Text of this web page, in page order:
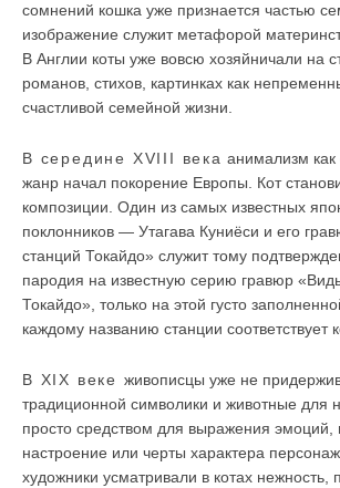
сомнений кошка уже признается частью
изображение служит метафорой
В Англии коты уже вовсю хозяйничали на
романов, стихов, картинках как
счастливой семейной жизни.
В середине XVIII века анимализм как
жанр начал покорение Европы. Кот
композиции. Один из самых известных
поклонников — Утагава Куниёси и его
станций Токайдо» служит тому
пародия на известную серию гравюр
Токайдо», только на этой густо
каждому названию станции соответствует
В XIX веке живописцы уже не
традиционной символики и животные для
просто средством для выражения эмоций,
настроение или черты характера
художники усматривали в котах нежность,